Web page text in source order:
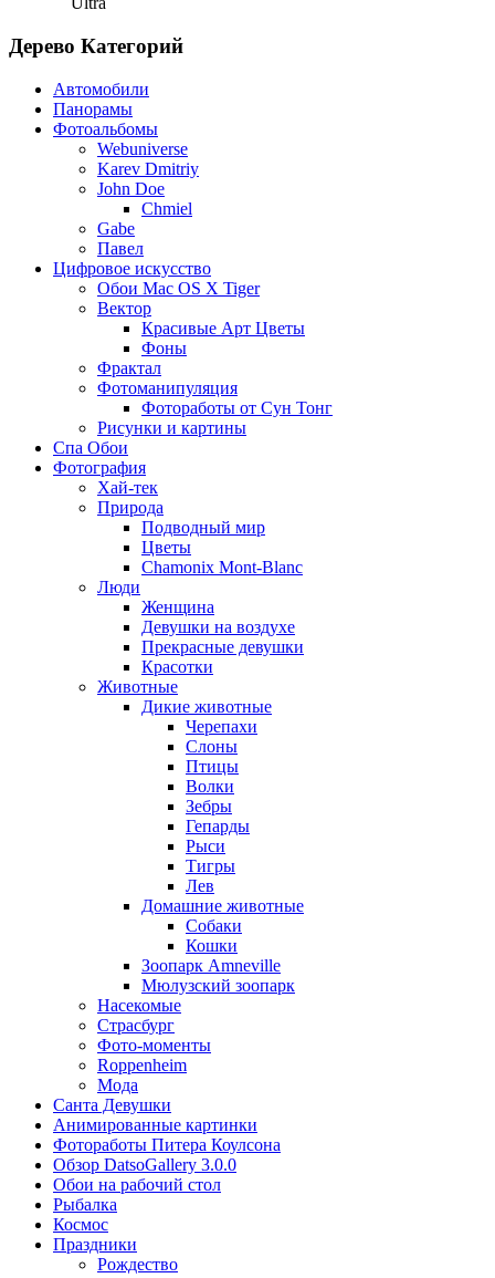
Дерево Категорий
Автомобили
Панорамы
Фотоальбомы
Webuniverse
Karev Dmitriy
John Doe
Chmiel
Gabe
Павел
Цифровое искусство
Обои Mac OS X Tiger
Вектор
Красивые Арт Цветы
Фоны
Фрактал
Фотоманипуляция
Фотоработы от Сун Тонг
Рисунки и картины
Спа Обои
Фотография
Хай-тек
Природа
Подводный мир
Цветы
Chamonix Mont-Blanc
Люди
Женщина
Девушки на воздухе
Прекрасные девушки
Красотки
Животные
Дикие животные
Черепахи
Слоны
Птицы
Волки
Зебры
Гепарды
Рыси
Тигры
Лев
Домашние животные
Собаки
Кошки
Зоопарк Amneville
Мюлузский зоопарк
Насекомые
Страсбург
Фото-моменты
Roppenheim
Мода
Санта Девушки
Aнимированные картинки
Фотоработы Питера Коулсона
Обзор DatsoGallery 3.0.0
Обои на рабочий стол
Рыбалка
Космос
Праздники
Рождество